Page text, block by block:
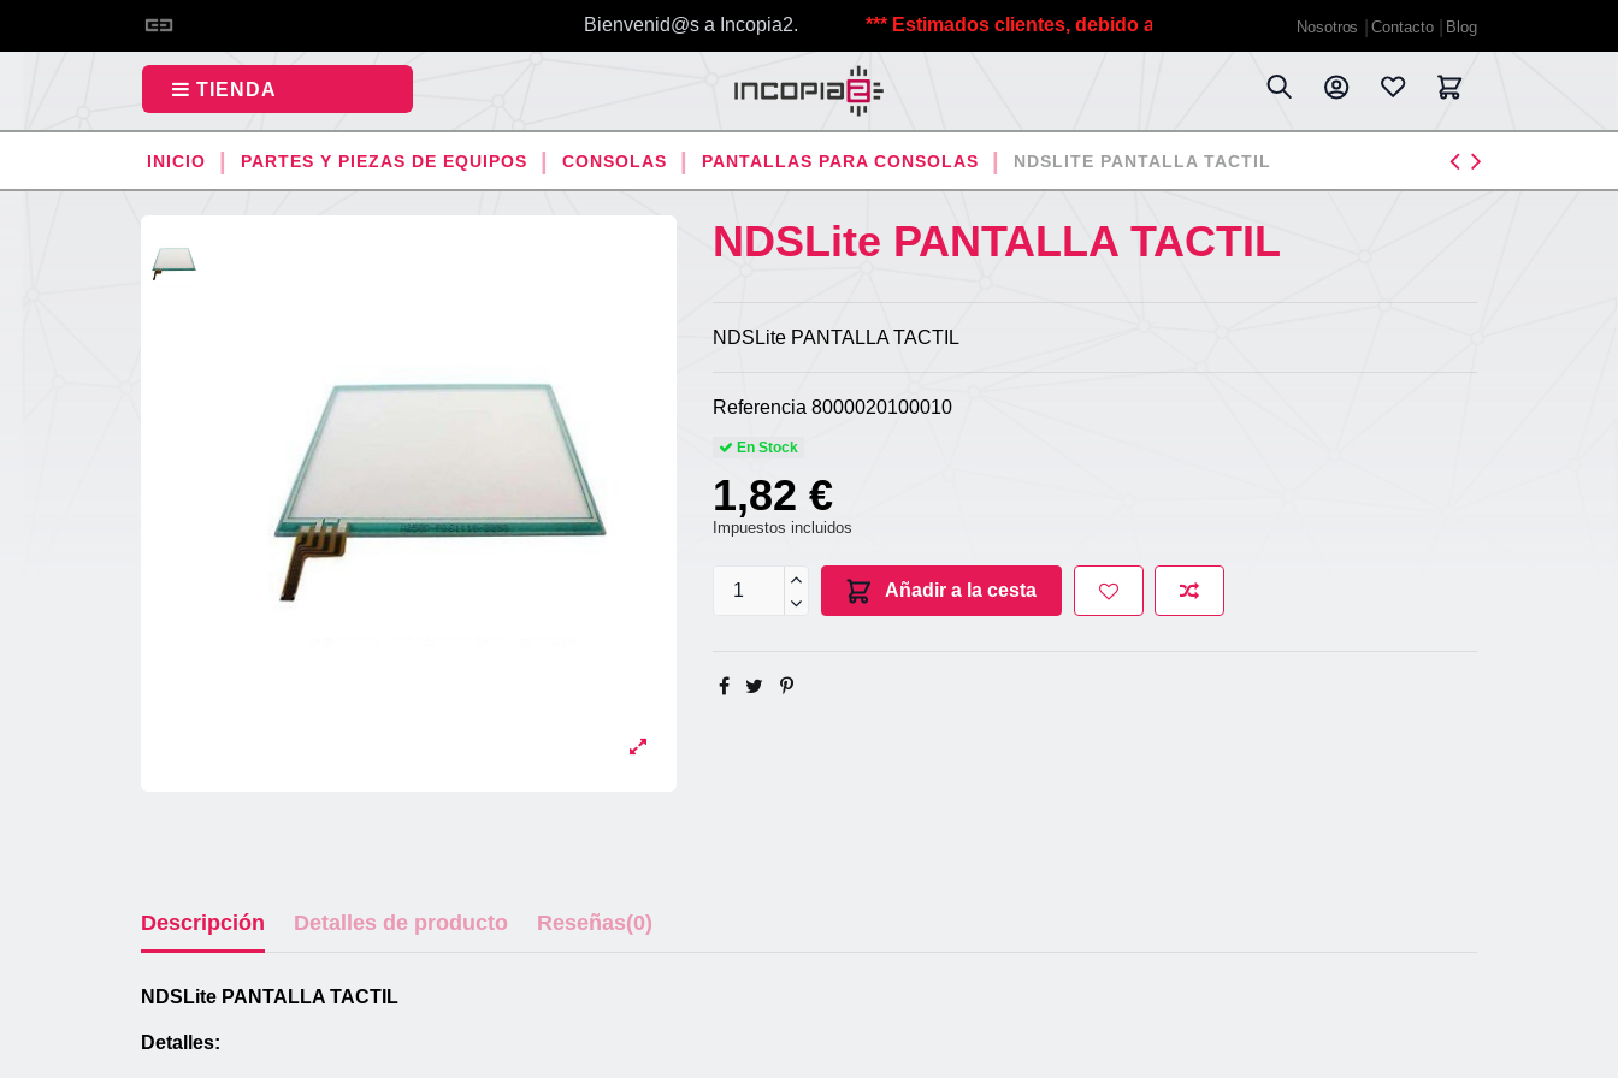
Bienvenid@s a Incopia2. *** Estimados clientes, debido a las vacaciones de verano planificadas estaremos
Nosotros Contacto Blog
TIENDA
INICIO PARTES Y PIEZAS DE EQUIPOS CONSOLAS PANTALLAS PARA CONSOLAS NDSLITE PANTALLA TACTIL
NDSLite PANTALLA TACTIL
NDSLite PANTALLA TACTIL
Referencia 8000020100010
En Stock
1,82 €
Impuestos incluidos
Añadir a la cesta
Descripción Detalles de producto Reseñas(0)
NDSLite PANTALLA TACTIL
Detalles: